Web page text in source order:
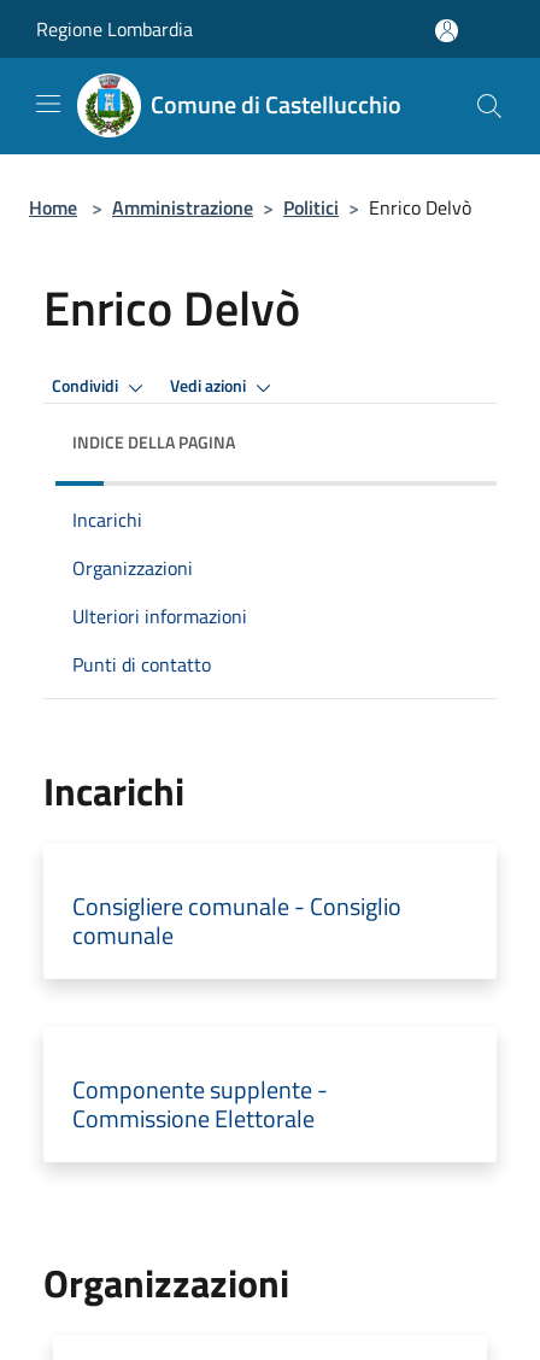
Regione Lombardia
Comune di Castellucchio
Home > Amministrazione > Politici > Enrico Delvò
Enrico Delvò
Condividi Vedi azioni
INDICE DELLA PAGINA
Incarichi
Organizzazioni
Ulteriori informazioni
Punti di contatto
Incarichi
Consigliere comunale - Consiglio
comunale
Componente supplente -
Commissione Elettorale
Organizzazioni